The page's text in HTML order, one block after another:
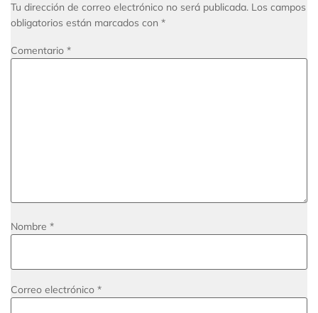
Tu dirección de correo electrónico no será publicada. Los campos
obligatorios están marcados con *
Comentario *
Nombre *
Correo electrónico *